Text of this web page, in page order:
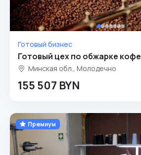
Готовый бизнес
Готовый цех по обжарке кофе
Минская обл., Молодечно
155 507 BYN
Премиум